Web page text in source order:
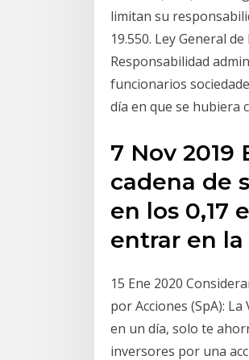
limitan su
19.550. Ley General
Responsabilidad
funcionarios
día en que se hubiera
7 Nov 2019
cadena de
en los 0,17
entrar en la
15 Ene 2020
por Acciones (SpA):
en un día, solo te
inversores por una